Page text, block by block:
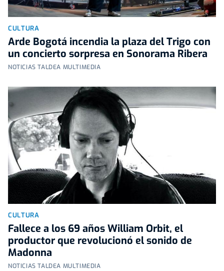
CULTURA
Arde Bogotá incendia la plaza del Trigo con
un concierto sorpresa en Sonorama Ribera
NOTICIAS TALDEA MULTIMEDIA
CULTURA
Fallece a los 69 años William Orbit, el
productor que revolucionó el sonido de
Madonna
NOTICIAS TALDEA MULTIMEDIA